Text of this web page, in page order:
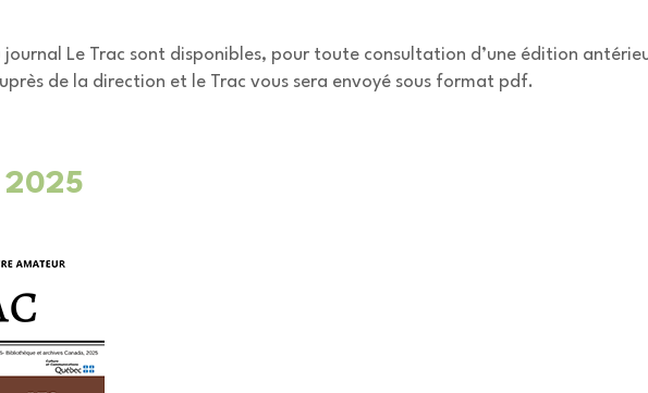
journal Le Trac sont disponibles, pour toute consultation d’une édition
de la direction et le Trac vous sera envoyé sous format pdf.
2025